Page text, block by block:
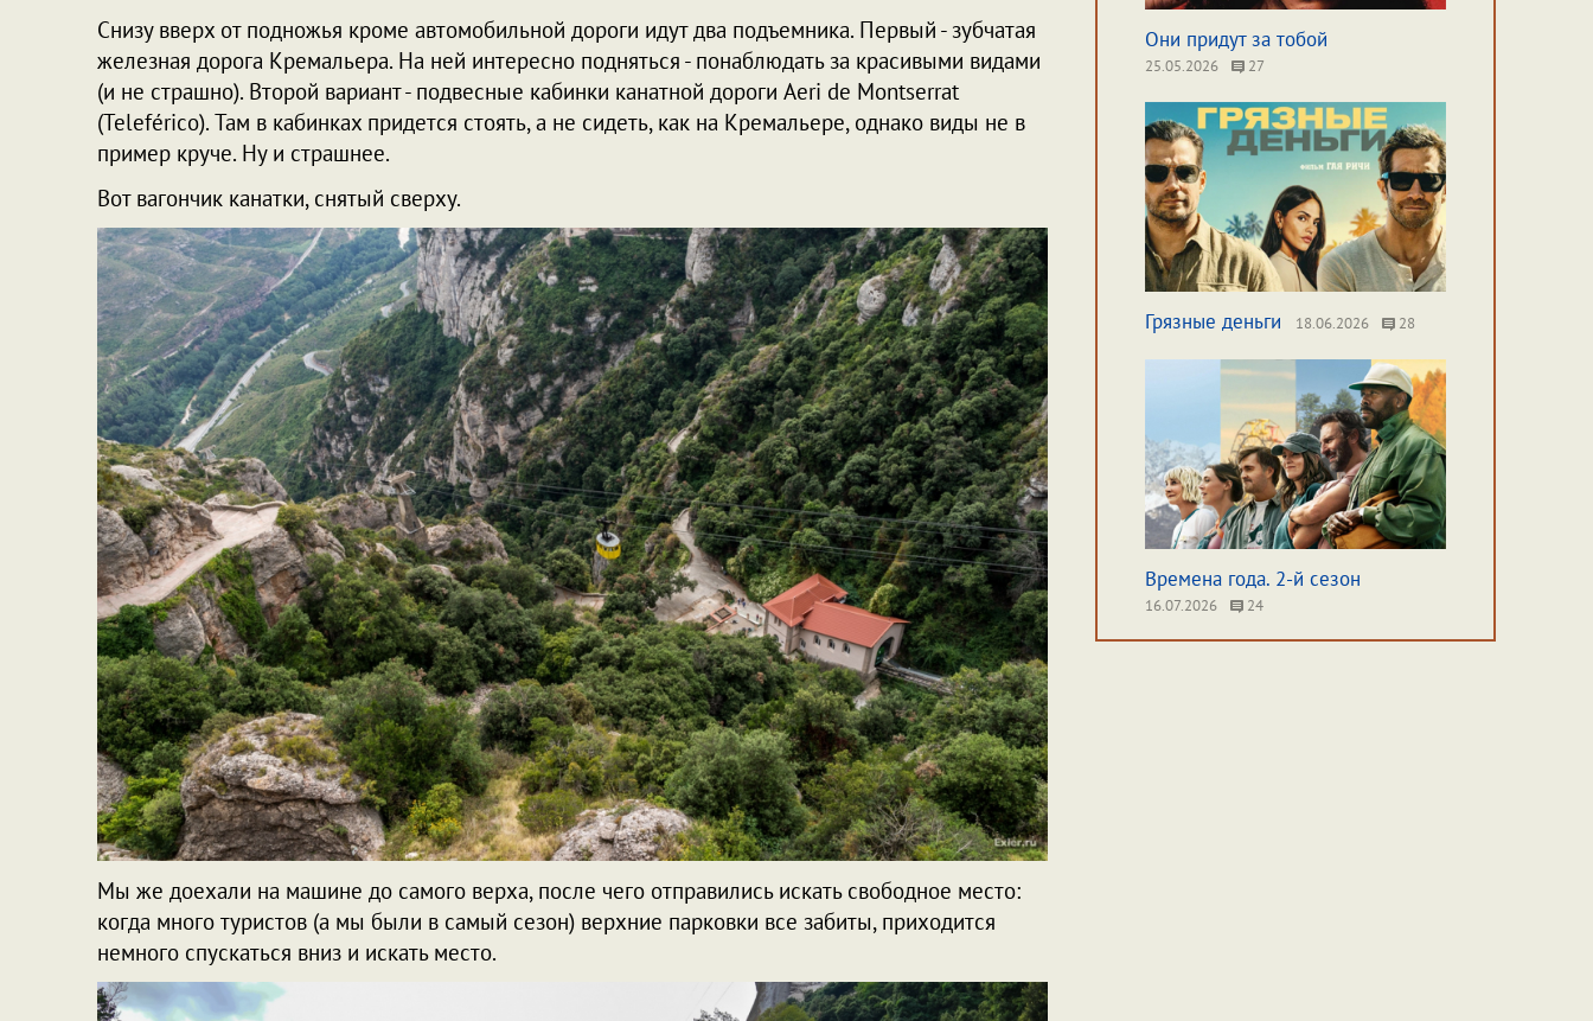
Снизу вверх от подножья кроме автомобильной дороги идут два подъемника. Первый - зубчатая
железная дорога Кремальера. На ней интересно подняться - понаблюдать за красивыми видами
(и не страшно). Второй вариант - подвесные кабинки канатной дороги Aeri de Montserrat
(Teleférico). Там в кабинках придется стоять, а не сидеть, как на Кремальере, однако виды не в
пример круче. Ну и страшнее.
Вот вагончик канатки, снятый сверху.
Мы же доехали на машине до самого верха, после чего отправились искать свободное место:
когда много туристов (а мы были в самый сезон) верхние парковки все забиты, приходится
немного спускаться вниз и искать место.
Они придут за тобой
25.05.2026 27
Грязные деньги 18.06.2026 28
Времена года. 2-й сезон
16.07.2026 24